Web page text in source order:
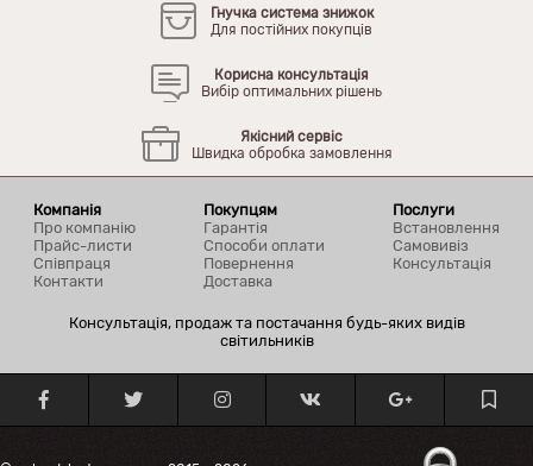
Гнучка система знижок
Для постійних покупців
Корисна консультація
Вибір оптимальних рішень
Якісний сервіс
Швидка обробка замовлення
Компанія
Про компанію
Прайс-листи
Співпраця
Контакти
Покупцям
Гарантія
Способи оплати
Повернення
Доставка
Послуги
Встановлення
Самовивіз
Консультація
Консультація, продаж та постачання будь-яких видів
світильників